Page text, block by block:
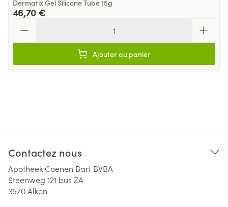
Dermatix Gel Silicone Tube 15g
46,70 €
Ajouter au panier
Contactez nous
Apotheek Coenen Bart BVBA
Steenweg 121 bus ZA
3570Alken